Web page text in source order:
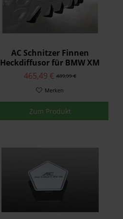
AC Schnitzer Finnen
Heckdiffusor für BMW XM
G09 489,99 €
465,49 €
Merken
Zum Produkt